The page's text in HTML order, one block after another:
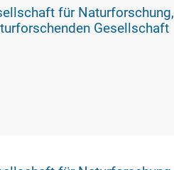
273 - Vorlesungen und Vorträge der
Gesellschaft